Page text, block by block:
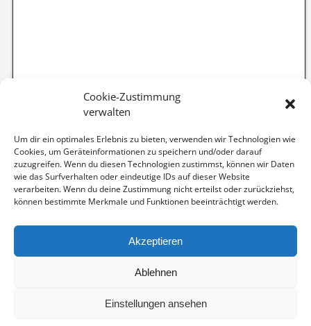
Cookie-Zustimmung
verwalten
Um dir ein optimales Erlebnis zu bieten, verwenden wir Technologien wie
Cookies, um Geräteinformationen zu speichern und/oder darauf
zuzugreifen. Wenn du diesen Technologien zustimmst, können wir Daten
wie das Surfverhalten oder eindeutige IDs auf dieser Website
verarbeiten. Wenn du deine Zustimmung nicht erteilst oder zurückziehst,
können bestimmte Merkmale und Funktionen beeinträchtigt werden.
Akzeptieren
Ablehnen
Einstellungen ansehen